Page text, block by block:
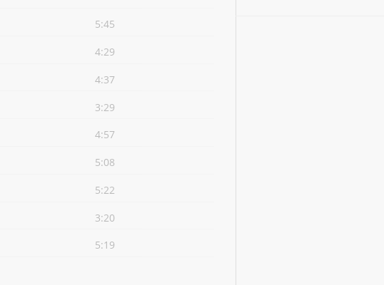
5:45
4:29
4:37
3:29
4:57
5:08
5:22
3:20
5:19